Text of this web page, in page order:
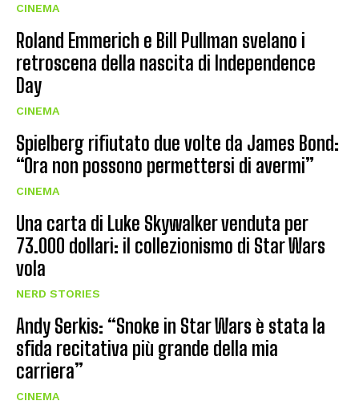
CINEMA
Roland Emmerich e Bill Pullman svelano i
retroscena della nascita di Independence
Day
CINEMA
Spielberg rifiutato due volte da James Bond:
“Ora non possono permettersi di avermi”
CINEMA
Una carta di Luke Skywalker venduta per
73.000 dollari: il collezionismo di Star Wars
vola
NERD STORIES
Andy Serkis: “Snoke in Star Wars è stata la
sfida recitativa più grande della mia
carriera”
CINEMA